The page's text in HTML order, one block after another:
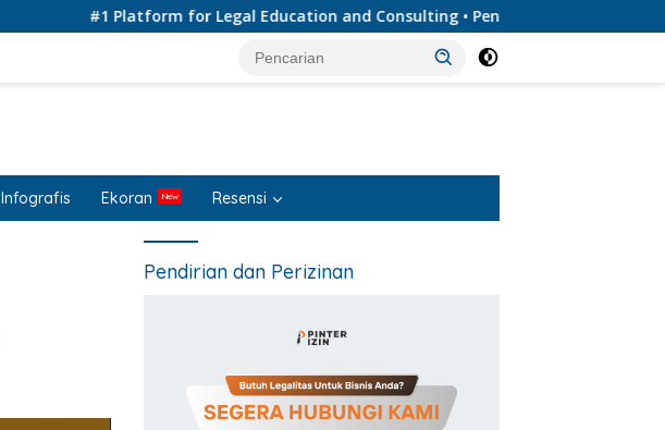
#1 Platform for Legal Education and Consulting • Penyedia Layanan Jasa Hukum
Infografis Ekoran Resensi
Pendirian dan Perizinan